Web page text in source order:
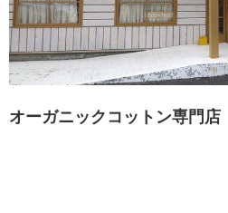
オーガニックコットン専門店